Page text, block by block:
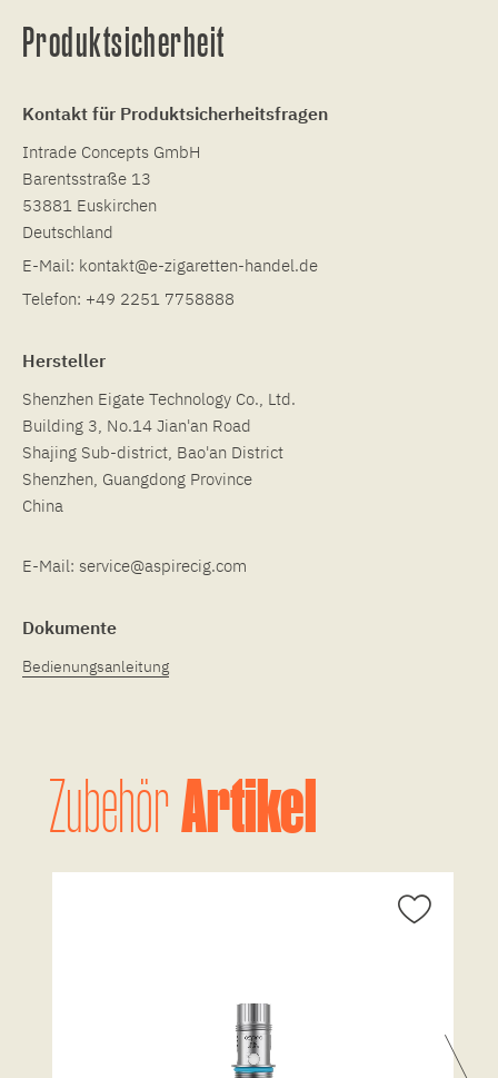
Produktsicherheit
Kontakt für Produktsicherheitsfragen
Intrade Concepts GmbH
Barentsstraße 13
53881 Euskirchen
Deutschland
E-Mail: kontakt@e-zigaretten-handel.de
Telefon: +49 2251 7758888
Hersteller
Shenzhen Eigate Technology Co., Ltd.
Building 3, No.14 Jian'an Road
Shajing Sub-district, Bao'an District
Shenzhen, Guangdong Province
China
E-Mail: service@aspirecig.com
Dokumente
Bedienungsanleitung
ZubehörArtikel